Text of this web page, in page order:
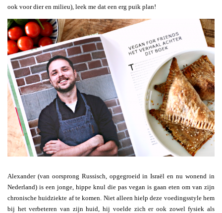
ook voor dier en milieu), leek me dat een erg puik plan!
Alexander (van oorsprong Russisch, opgegroeid in Israël en nu wonend in
Nederland) is een jonge, hippe knul die pas vegan is gaan eten om van zijn
chronische huidziekte af te komen. Niet alleen hielp deze voedingsstyle hem
bij het verbeteren van zijn huid, hij voelde zich er ook zowel fysiek als